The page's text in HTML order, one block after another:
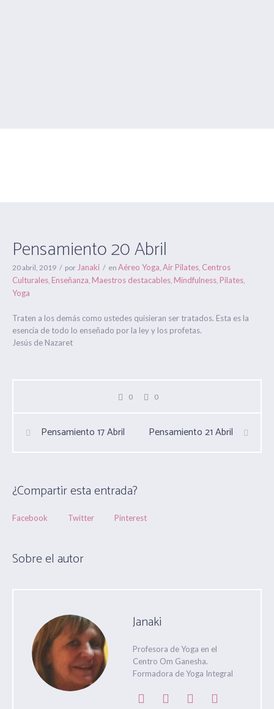
Pensamiento 20 Abril
20 abril, 2019 por Janaki en Aéreo Yoga, Air Pilates, Centros
Culturales, Enseñanza, Maestros destacables, Mindfulness, Pilates,
Yoga
Traten a los demás como ustedes quisieran ser tratados. Esta es la
esencia de todo lo enseñado por la ley y los profetas.
Jesús de Nazaret
0 0
Pensamiento 17 Abril Pensamiento 21 Abril
¿Compartir esta entrada?
Facebook Twitter Pinterest
Sobre el autor
Janaki
Profesora de Yoga en el
Centro Om Ganesha.
Formadora de Yoga Integral